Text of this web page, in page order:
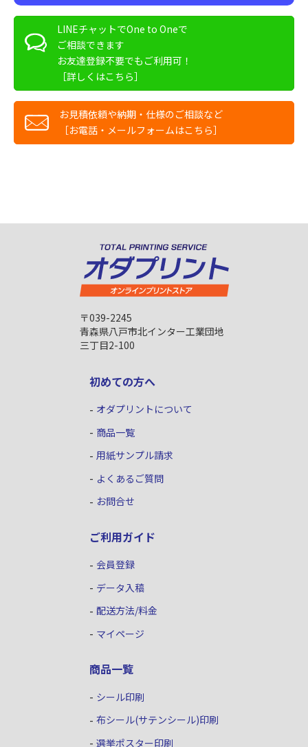
LINEチャットでOne to Oneで
ご相談できます
お友達登録不要でもご利用可！
［詳しくはこちら］
お見積依頼や納期・仕様のご相談など
［お電話・メールフォームはこちら］
〒039-2245
青森県八戸市北インター工業団地
三丁目2-100
初めての方へ
オダプリントについて
商品一覧
用紙サンプル請求
よくあるご質問
お問合せ
ご利用ガイド
会員登録
データ入稿
配送方法/料金
マイページ
商品一覧
シール印刷
布シール(サテンシール)印刷
選挙ポスター印刷